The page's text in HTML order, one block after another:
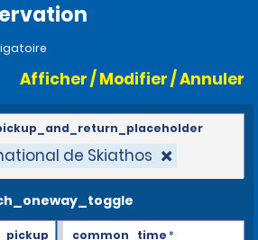
Afficher / Modifier / Annuler
de Skiathos
common_time*